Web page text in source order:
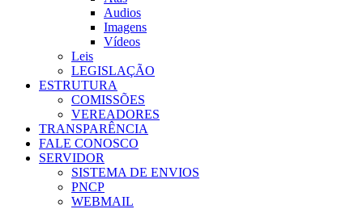
Audios
Imagens
Vídeos
Leis
LEGISLAÇÃO
ESTRUTURA
COMISSÕES
VEREADORES
TRANSPARÊNCIA
FALE CONOSCO
SERVIDOR
SISTEMA DE ENVIOS
PNCP
WEBMAIL